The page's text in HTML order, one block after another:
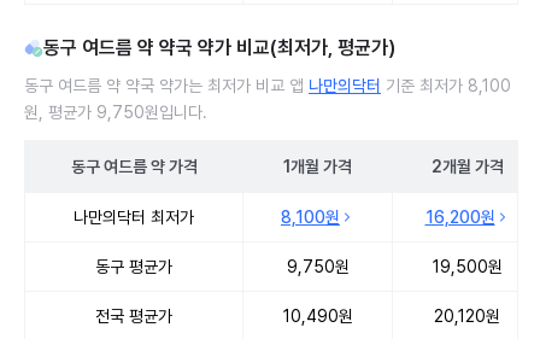
동구 여드름 약 약국 약가 비교(최저가, 평균가)
동구 여드름 약 약국 약가는 최저가 비교 앱 나만의닥터 기준 최저가 8,100
원, 평균가 9,750원입니다.
동구 여드름 약가격 1개월 가격 2개월 가격
나만의닥터 최저가 8,100원 16,200원
동구 평균가 9,750원 19,500원
전국 평균가 10,490원 20,120원